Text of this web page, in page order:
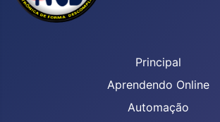
Principal
Aprendendo Online
Automação